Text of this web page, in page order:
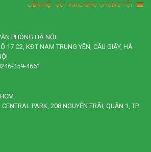
LIÊN HỆ | GỬI MAIL CHO CHÚNG TÔI
PHÒNG HÀ NỘI:
17 C2, KĐT NAM TRUNG YÊN, CẦU GIẤY, HÀ
259-4661
PARK, 208 NGUYỄN TRÃI, QUẬN 1, TP.